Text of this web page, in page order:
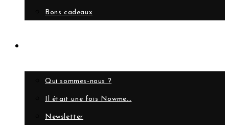
Bons cadeaux
Qui sommes-nous ?
Il était une fois Nowme…
Newsletter